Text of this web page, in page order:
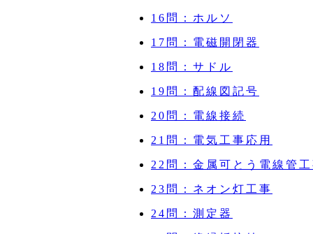
16問：ホルソ
17問：電磁開閉器
18問：サドル
19問：配線図記号
20問：電線接続
21問：電気工事応用
22問：金属可とう電線管
23問：ネオン灯工事
24問：測定器